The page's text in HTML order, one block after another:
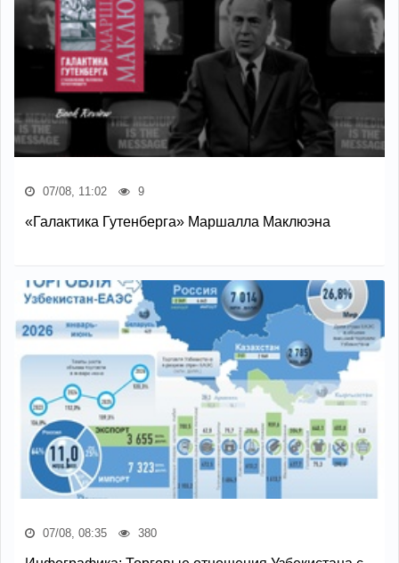
07/08, 11:02 9
«Галактика Гутенберга» Маршалла Маклюэна
07/08, 08:35 380